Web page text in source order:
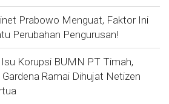
Prabowo Menguat, Faktor Ini
Perubahan Pengurusan!
Korupsi BUMN PT Timah,
Ramai Dihujat Netizen